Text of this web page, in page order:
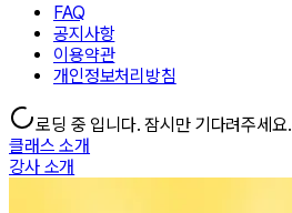
FAQ
공지사항
이용약관
개인정보처리방침
로딩 중 입니다. 잠시만 기다려주세요.
클래스 소개
강사 소개